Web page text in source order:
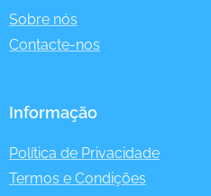
Sobre nós
Contacte-nos
Informação
Política de Privacidade
Termos e Condições